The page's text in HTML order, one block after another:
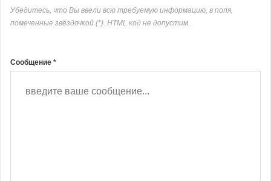
Убедитесь, что Вы ввели всю требуемую информацию, в поля,
помеченные звёздочкой (*). HTML код не допустим.
Сообщение *